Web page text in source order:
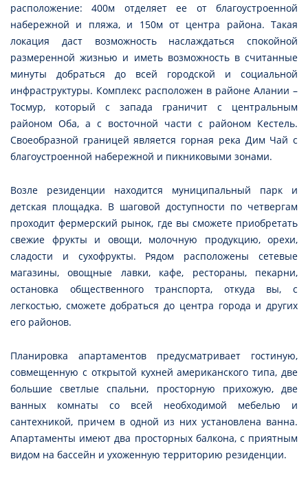
расположение: 400м отделяет ее от благоустроенной
набережной и пляжа, и 150м от центра района. Такая
локация даст возможность наслаждаться спокойной
размеренной жизнью и иметь возможность в считанные
минуты добраться до всей городской и социальной
инфраструктуры. Комплекс расположен в районе Алании –
Тосмур, который с запада граничит с центральным
районом Оба, а с восточной части с районом Кестель.
Своеобразной границей является горная река Дим Чай с
благоустроенной набережной и пикниковыми зонами.
Возле резиденции находится муниципальный парк и
детская площадка. В шаговой доступности по четвергам
проходит фермерский рынок, где вы сможете приобретать
свежие фрукты и овощи, молочную продукцию, орехи,
сладости и сухофрукты. Рядом расположены сетевые
магазины, овощные лавки, кафе, рестораны, пекарни,
остановка общественного транспорта, откуда вы, с
легкостью, сможете добраться до центра города и других
его районов.
Планировка апартаментов предусматривает гостиную,
совмещенную с открытой кухней американского типа, две
большие светлые спальни, просторную прихожую, две
ванных комнаты со всей необходимой мебелью и
сантехникой, причем в одной из них установлена ванна.
Апартаменты имеют два просторных балкона, с приятным
видом на бассейн и ухоженную территорию резиденции.